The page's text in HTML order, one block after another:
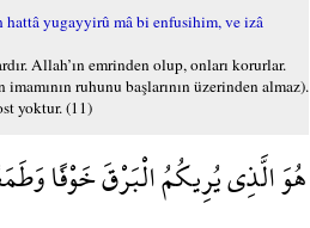
yugayyirû mâ bi enfusihim, ve izâ
Allah’ın emrinden olup, onları korurlar.
ruhunu başlarının üzerinden almaz).
yoktur. (11)
هُوَ الَّذِي يُرِيكُمُ الْبَرْقَ خَوْفًا